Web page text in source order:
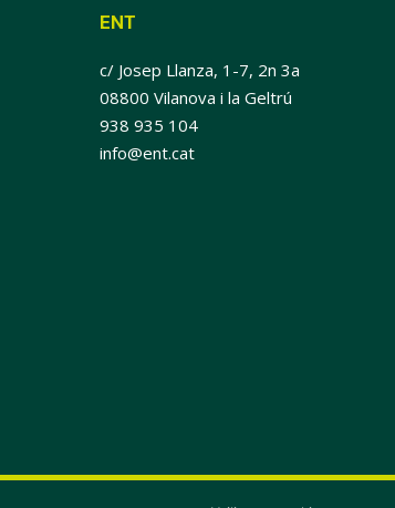
ENT
c/ Josep Llanza, 1-7, 2n 3a
08800 Vilanova i la Geltrú
938 935 104
info@ent.cat